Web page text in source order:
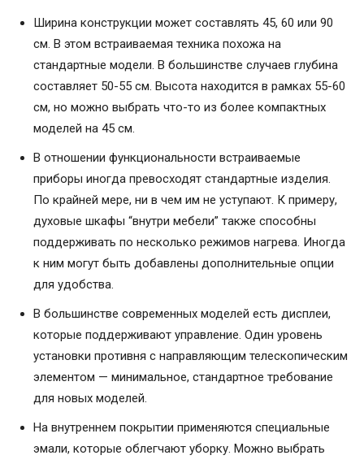
Ширина конструкции может составлять 45, 60 или 90
см. В этом встраиваемая техника похожа на
стандартные модели. В большинстве случаев глубина
составляет 50-55 см. Высота находится в рамках 55-60
см, но можно выбрать что-то из более компактных
моделей на 45 см.
В отношении функциональности встраиваемые
приборы иногда превосходят стандартные изделия.
По крайней мере, ни в чем им не уступают. К примеру,
духовые шкафы “внутри мебели” также способны
поддерживать по несколько режимов нагрева. Иногда
к ним могут быть добавлены дополнительные опции
для удобства.
В большинстве современных моделей есть дисплеи,
которые поддерживают управление. Один уровень
установки противня с направляющим телескопическим
элементом — минимальное, стандартное требование
для новых моделей.
На внутреннем покрытии применяются специальные
эмали, которые облегчают уборку. Можно выбрать